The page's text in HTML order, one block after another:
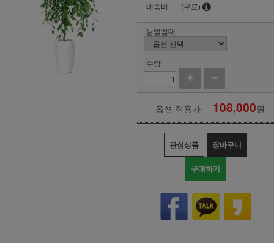
배송비
(무료)
물받침대
수량
옵션 적용가 108,000원
관심상품 장바구니
구매하기